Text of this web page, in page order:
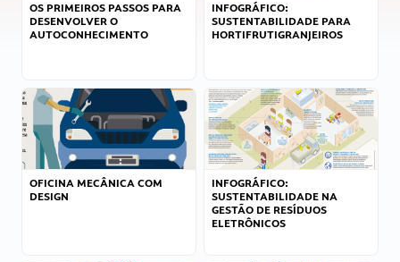
OS PRIMEIROS PASSOS PARA
DESENVOLVER O
AUTOCONHECIMENTO
INFOGRÁFICO:
SUSTENTABILIDADE PARA
HORTIFRUTIGRANJEIROS
OFICINA MECÂNICA COM
DESIGN
INFOGRÁFICO:
SUSTENTABILIDADE NA
GESTÃO DE RESÍDUOS
ELETRÔNICOS